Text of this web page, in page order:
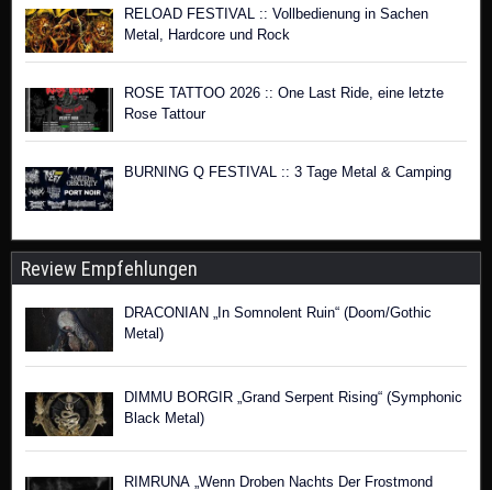
RELOAD FESTIVAL :: Vollbedienung in Sachen
Metal, Hardcore und Rock
ROSE TATTOO 2026 :: One Last Ride, eine letzte
Rose Tattour
BURNING Q FESTIVAL :: 3 Tage Metal & Camping
Review Empfehlungen
DRACONIAN „In Somnolent Ruin“ (Doom/Gothic
Metal)
DIMMU BORGIR „Grand Serpent Rising“ (Symphonic
Black Metal)
RIMRUNA „Wenn Droben Nachts Der Frostmond